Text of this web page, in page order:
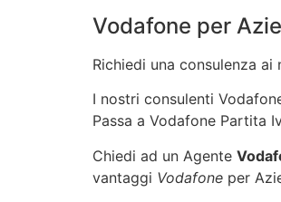
Vodafone per
Richiedi una consulenza
I nostri consulenti
Passa a Vodafone Partita
Chiedi ad un Agente
vantaggi Vodafone per